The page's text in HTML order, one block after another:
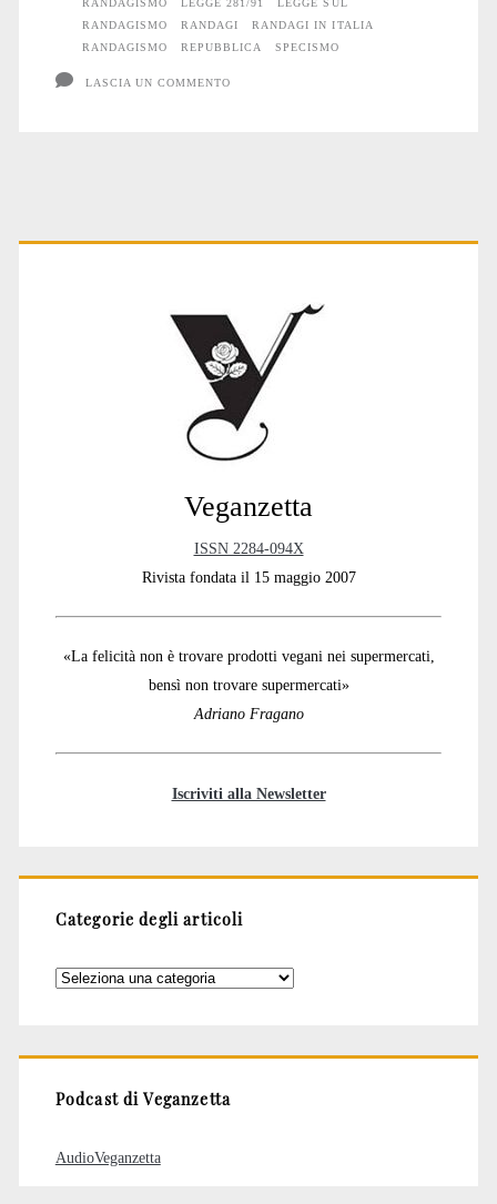
RANDAGISMO
LEGGE 281/91
LEGGE SUL
RANDAGISMO
RANDAGI
RANDAGI IN ITALIA
RANDAGISMO
REPUBBLICA SPECISMO
LASCIA UN COMMENTO
Primary
Veganzetta
ISSN 2284-094X
Rivista fondata il 15 maggio 2007
«La felicità non è trovare prodotti vegani nei supermercati,
bensì non trovare supermercati»
Adriano Fragano
Iscriviti alla Newsletter
Categorie degli articoli
Categorie
Podcast di Veganzetta
AudioVeganzetta